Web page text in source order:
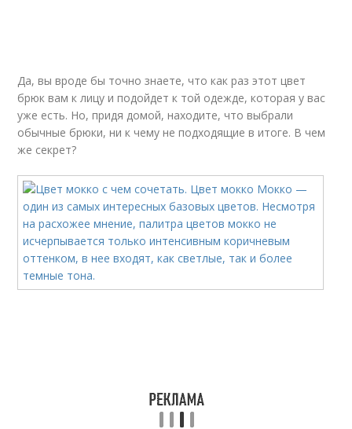
Да, вы вроде бы точно знаете, что как раз этот цвет
брюк вам к лицу и подойдет к той одежде, которая у вас
уже есть. Но, придя домой, находите, что выбрали
обычные брюки, ни к чему не подходящие в итоге. В чем
же секрет?